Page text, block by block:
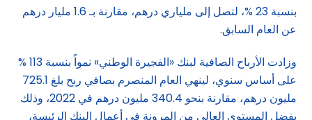
بنسبة 23 %، لتصل إلى ملياري درهم، مقارنة بـ 1.6 مليار درهم
عن العام السابق.
وزادت الأرباح الصافية لبنك «الفجيرة الوطني» نمواً بنسبة 113 %
على أساس سنوي، لينهي العام المنصرم بصافي ربح بلغ 725.1
مليون درهم، مقارنة بنحو 340.4 مليون درهم في 2022، وذلك
بفضل المستوى العالي من المرونة في أعمال البنك الرئيسة،